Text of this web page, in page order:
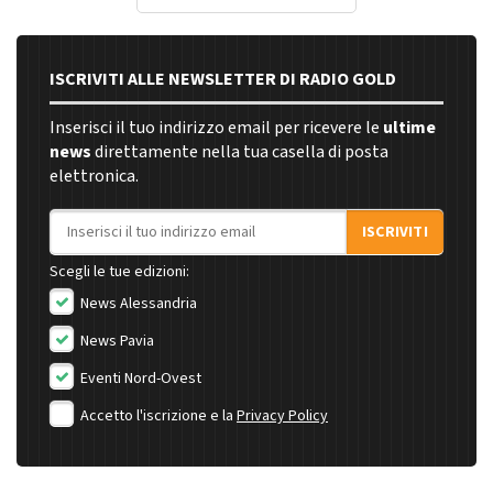
ISCRIVITI ALLE NEWSLETTER DI RADIO GOLD
Inserisci il tuo indirizzo email per ricevere le ultime
newsdirettamente nella tua casella di posta
elettronica.
Indirizzo email
ISCRIVITI
Scegli le tue edizioni:
News Alessandria
News Pavia
Eventi Nord-Ovest
Accetto l'iscrizione e la Privacy Policy